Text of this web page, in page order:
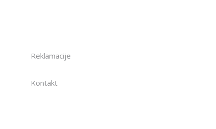
Reklamacije
Kontakt